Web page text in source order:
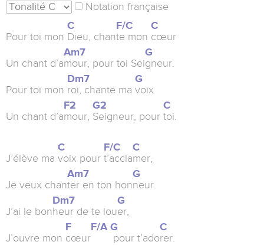
Notation française
C
F/C
C
Pour toi mon Dieu, chante mon cœur
Am7
G
Un chant d’amour, pour toi Seigneur.
Dm7
G
Pour toi mon roi, chante ma voix
F2
G2
C
Un chant d’amour, Seigneur, pour toi.
C F/C
C
J’élève ma voix pour t’acclamer,
Am7
G
Je veux chanter en ton honneur.
Dm7
G
J’ai le bonheur de te louer,
F
F/A G
C
J’ouvre mon cœur pour t’adorer.